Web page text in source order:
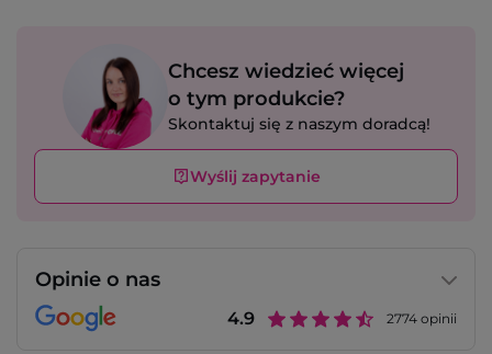
Chcesz wiedzieć więcej
o tym produkcie?
Skontaktuj się z naszym doradcą!
Wyślij zapytanie
Opinie o nas
4.9 2774 opinii